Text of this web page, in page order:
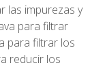
las impurezas y
para filtrar
para filtrar los
reducir los